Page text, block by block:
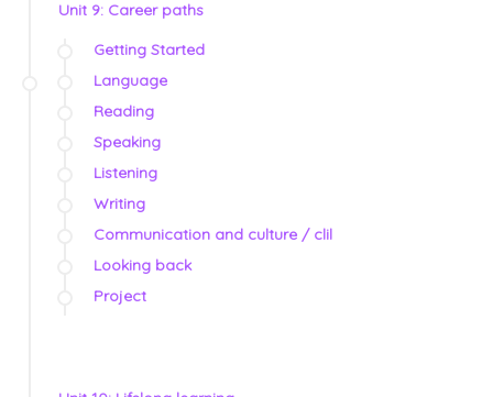
Unit 9: Career paths
Getting Started
Language
Reading
Speaking
Listening
Writing
Communication and culture / clil
Looking back
Project